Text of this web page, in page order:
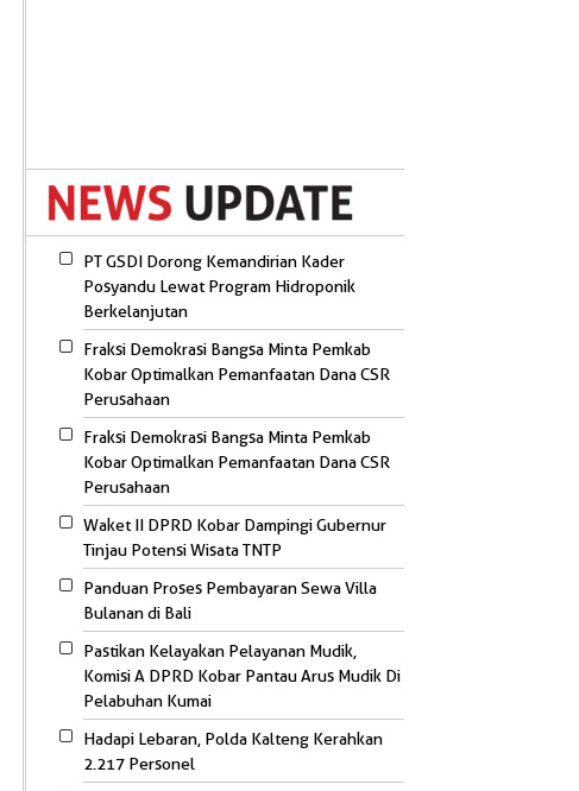
PT GSDI Dorong Kemandirian Kader
Posyandu Lewat Program Hidroponik
Berkelanjutan
Fraksi Demokrasi Bangsa Minta Pemkab
Kobar Optimalkan Pemanfaatan Dana CSR
Perusahaan
Fraksi Demokrasi Bangsa Minta Pemkab
Kobar Optimalkan Pemanfaatan Dana CSR
Perusahaan
Waket II DPRD Kobar Dampingi Gubernur
Tinjau Potensi Wisata TNTP
Panduan Proses Pembayaran Sewa Villa
Bulanan di Bali
Pastikan Kelayakan Pelayanan Mudik,
Komisi A DPRD Kobar Pantau Arus Mudik Di
Pelabuhan Kumai
Hadapi Lebaran, Polda Kalteng Kerahkan
2.217 Personel